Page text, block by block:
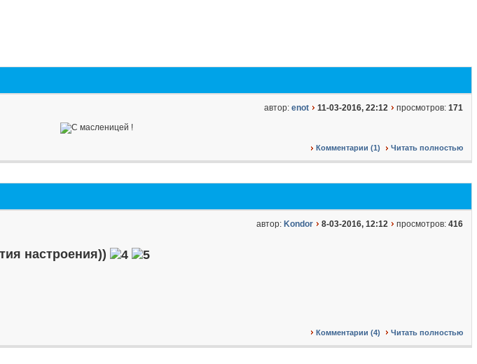
автор: enot 11-03-2016, 22:12 просмотров: 171
Комментарии (1) Читать полностью
автор: Kondor 8-03-2016, 12:12 просмотров: 416
настроения))
Комментарии (4) Читать полностью